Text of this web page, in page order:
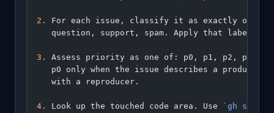
2.
For each issue, classify it as exactly one
question, support, spam. Apply that label
3.
Assess priority as one of: p0, p1, p2, p3.
p0 only when the issue describes a
   with a reproducer.
4. Look up the touched code area. Use
`gh